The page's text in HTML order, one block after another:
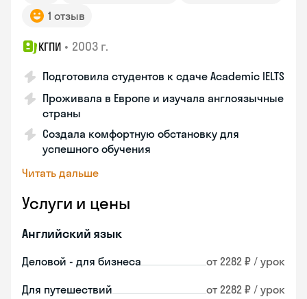
1 отзыв
КГПИ • 2003 г.
Подготовила студентов к сдаче Academic IELTS
Проживала в Европе и изучала англоязычные
страны
Создала комфортную обстановку для
успешного обучения
Читать дальше
Услуги и цены
Английский язык
Деловой - для бизнеса от 2282 ₽ / урок
Для путешествий от 2282 ₽ / урок